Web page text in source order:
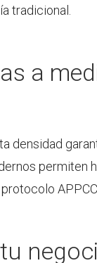
tradicional.
a
densidad
permiten
APPCC.